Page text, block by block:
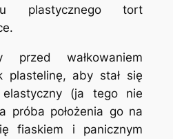
plastycznego tort
przed wałkowaniem
plastelinę, aby stał się
(ja tego nie
próba położenia go na
fiaskiem i panicznym